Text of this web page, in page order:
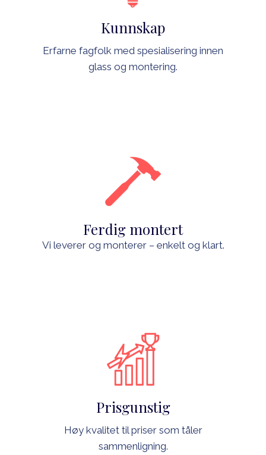
Kunnskap
Erfarne fagfolk med spesialisering innen
glass og montering.
Ferdig montert
Vi leverer og monterer – enkelt og klart.
Prisgunstig
Høy kvalitet til priser som tåler
sammenligning.